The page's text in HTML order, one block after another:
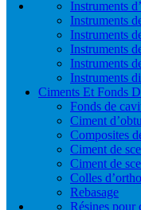
Instruments
Instruments
Instruments
Instruments
Instruments
Instruments
Ciments Et Fonds
Fonds de
Ciment
Composites
Ciment de
Ciment de
Colles
Rebasage
Résines pour